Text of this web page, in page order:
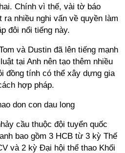
Chính vì thế, vài tờ báo
ra nhiều nghi vấn về quyền làm
đôi nổi tiếng này.
và Dustin đã lên tiếng mạnh
tại Anh nên tạo thêm nhiều
đồng tính có thể xây dựng gia
hợp pháp.
cầu thuộc đội tuyển quốc
bao gồm 3 HCB từ 3 kỳ Thế
và 2 kỳ Đại hội thể thao Khối